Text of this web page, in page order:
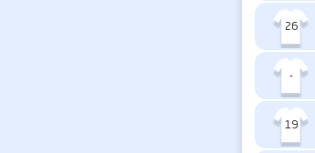
26
-
19